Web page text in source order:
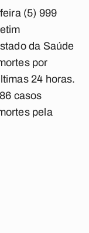
(5) 999
da Saúde
por
24 horas.
casos
pela